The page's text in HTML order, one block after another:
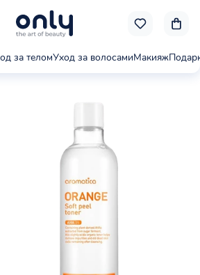
за теломУход за волосамиМакияж